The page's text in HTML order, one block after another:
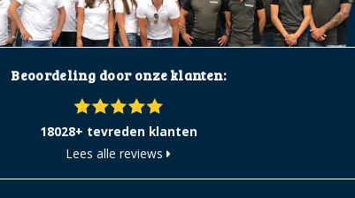
Beoordeling door onze klanten:
18028+ tevreden klanten
Lees alle reviews